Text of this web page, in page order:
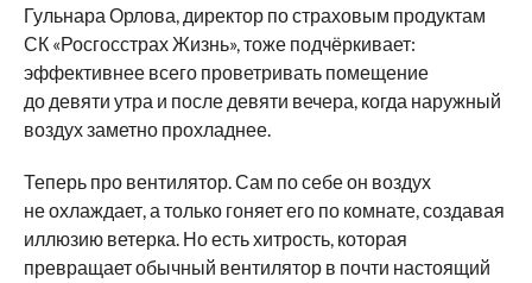
Гульнара Орлова, директор по страховым продуктам
СК «Росгосстрах Жизнь», тоже подчёркивает:
эффективнее всего проветривать помещение
до девяти утра и после девяти вечера, когда наружный
воздух заметно прохладнее.
Теперь про вентилятор. Сам по себе он воздух
не охлаждает, а только гоняет его по комнате, создавая
иллюзию ветерка. Но есть хитрость, которая
превращает обычный вентилятор в почти настоящий